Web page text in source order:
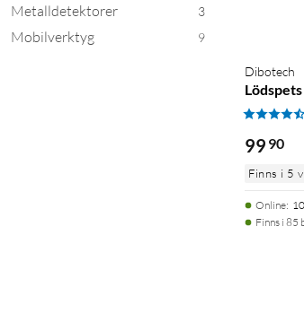
Metalldetektorer 3
Mobilverktyg 9
Dibotech
99 90
Finns i 5
Online:
Finns i 85